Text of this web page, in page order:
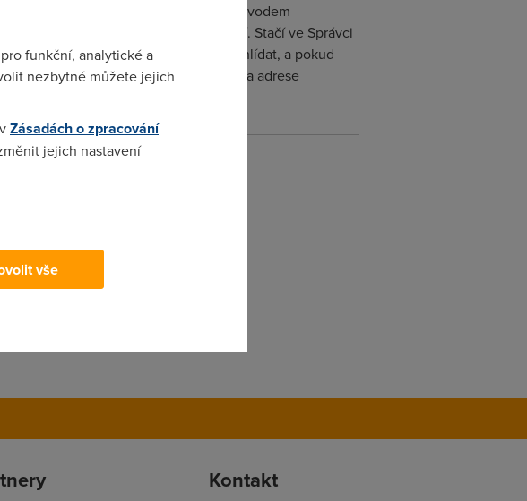
z důvodu úspory energie. Druhým důvodem
přenosu zařízení automaticky odpojí. Stačí ve Správci
řešením je stav připojení softwarově hlídat, a pokud
Automat, který si můžete stáhnout na adrese
Kontakt
funkční, analytické a
nezbytné můžete jejich
Zásadách o zpracování
jejich nastavení
vše